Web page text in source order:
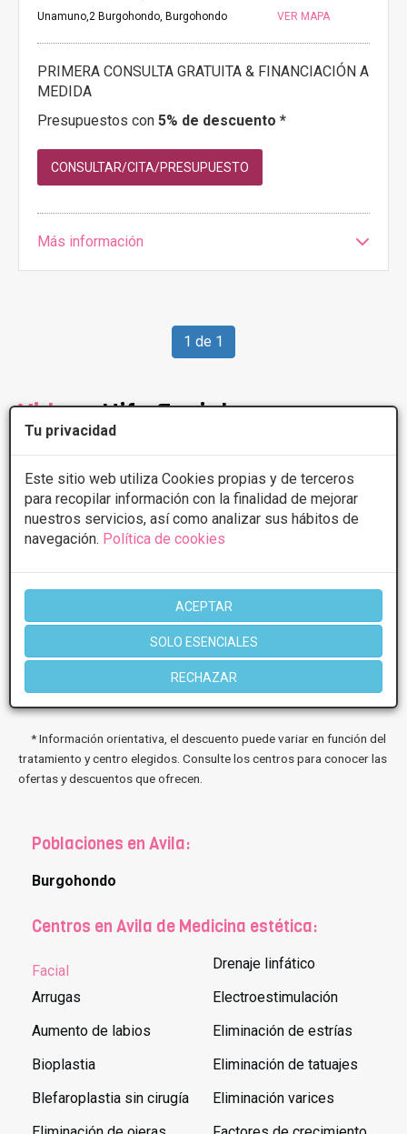
Tu privacidad
Este sitio web utiliza Cookies propias y de terceros
para recopilar información con la finalidad de mejorar
nuestros servicios, así como analizar sus hábitos de
navegación. Política de cookies
ACEPTAR
SOLO ESENCIALES
RECHAZAR
Unamuno,2 Burgohondo, Burgohondo VER MAPA
PRIMERA CONSULTA GRATUITA & FINANCIACIÓN A
MEDIDA
Presupuestos con 5% de descuento *
CONSULTAR/CITA/PRESUPUESTO
Más información
1 de 1
VideosHifu Facial
11 de Ene, 2022 HIFU FULL FACE ULTRA LIFTING | EP
ESTÉTICA PROFESIONAL ...
* Información orientativa, el descuento puede variar en función del
tratamiento y centro elegidos. Consulte los centros para conocer las
ofertas y descuentos que ofrecen.
Poblaciones en Avila:
Burgohondo
Centros en Avila de Medicina estética:
Facial
Arrugas
Aumento de labios
Bioplastia
Blefaroplastia sin cirugía
Drenaje linfático
Electroestimulación
Eliminación de estrías
Eliminación de tatuajes
Eliminación varices